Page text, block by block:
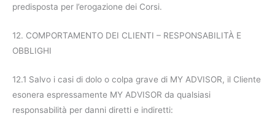
predisposta per l’erogazione dei Corsi.
12. COMPORTAMENTO DEI CLIENTI – RESPONSABILITÀ E
OBBLIGHI
12.1 Salvo i casi di dolo o colpa grave di MY ADVISOR, il Cliente
esonera espressamente MY ADVISOR da qualsiasi
responsabilità per danni diretti e indiretti: